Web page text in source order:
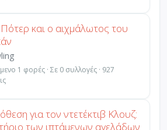
και ο αιχμάλωτος του
1 φορές · Σε 0 συλλογές · 927
για τον ντετέκτιβ Κλουζ:
των ιπτάμενων αγελάδων